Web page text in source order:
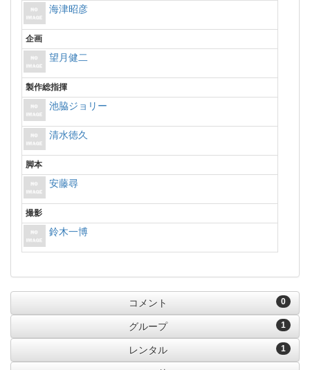
海津昭彦
企画
望月健二
製作総指揮
池脇ジョリー
清水徳久
脚本
安藤尋
撮影
鈴木一博
0
コメント
1
グループ
1
レンタル